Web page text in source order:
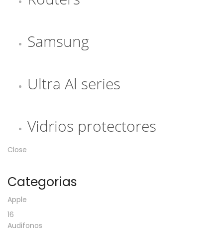
Samsung
Ultra Al series
Vidrios protectores
Close
Categorias
Apple
16
Audifonos